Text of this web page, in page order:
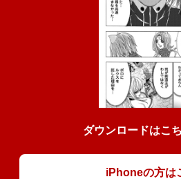
ダウンロードはこ
iPhoneの方は